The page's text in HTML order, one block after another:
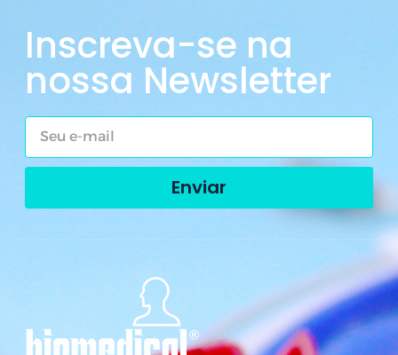
Inscreva-se na
nossa Newsletter
Enviar